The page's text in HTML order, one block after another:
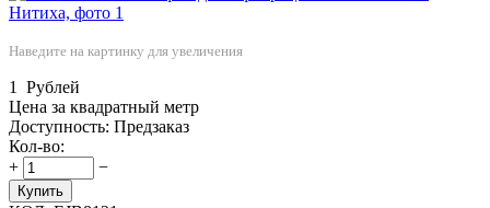
Наведите на картинку для увеличения
1
Рублей
Цена за квадратный метр
Доступность: Предзаказ
Кол-во:
+
−
Купить